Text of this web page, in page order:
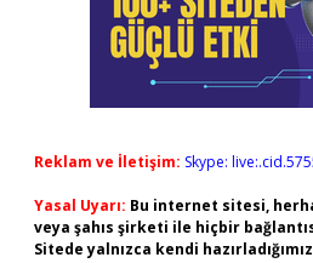
Reklam ve İletişim: Skype:
Yasal Uyarı: Bu internet sitesi,
veya şahıs şirketi ile hiçbir
Sitede yalnızca kendi